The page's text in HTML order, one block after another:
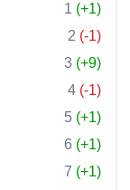
1 (+1)
2 (-1)
3 (+9)
4 (-1)
5 (+1)
6 (+1)
7 (+1)